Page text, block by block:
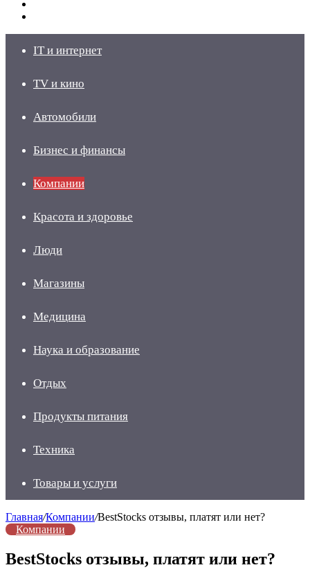
IT и интернет
TV и кино
Автомобили
Бизнес и финансы
Компании
Красота и здоровье
Люди
Магазины
Медицина
Наука и образование
Отдых
Продукты питания
Техника
Товары и услуги
Главная/Компании/BestStocks отзывы, платят или нет?
Компании
BestStocks отзывы, платят или нет?